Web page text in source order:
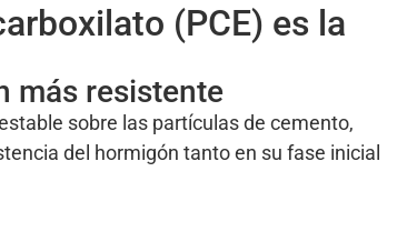
(PCE) es la
más resistente
sobre las partículas de cemento,
del hormigón tanto en su fase inicial